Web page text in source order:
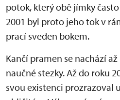
potok, který obě jímky
2001 byl proto jeho tok v
prací sveden bokem.
Kančí pramen se nachází
naučné stezky. Až do roku
svou existenci prozrazoval